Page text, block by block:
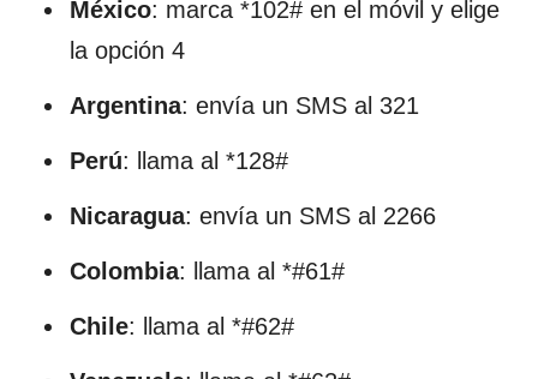
México: marca *102# en el móvil y elige
la opción 4
Argentina: envía un SMS al 321
Perú: llama al *128#
Nicaragua: envía un SMS al 2266
Colombia: llama al *#61#
Chile: llama al *#62#